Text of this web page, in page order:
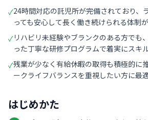
✓24時間対応の託児所が完備されており、
っても安心して長く働き続けられる体制が
✓リハビリ未経験やブランクのある方でも
った丁寧な研修プログラムで着実にスキ
✓残業が少なく有給休暇の取得も積極的に
ークライフバランスを重視したい方に最
はじめかた